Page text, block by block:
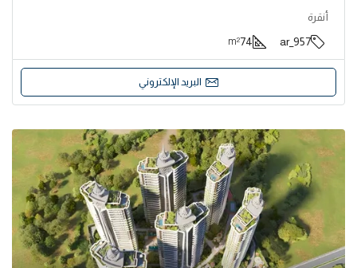
أنقرة
957_ar
74
m²
البريد الإلكتروني